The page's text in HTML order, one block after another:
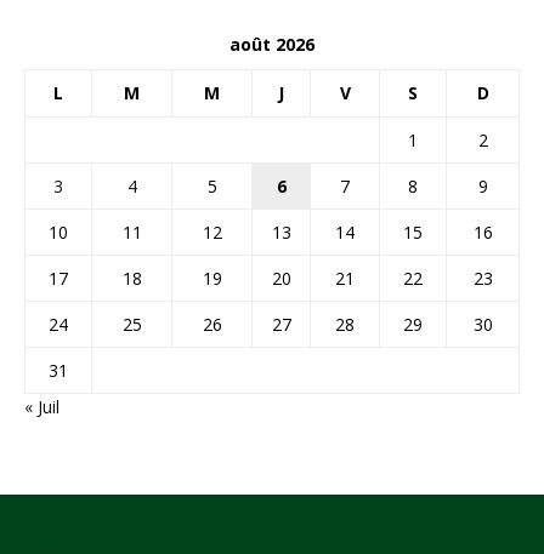
août 2026
L M M J V S D
1
2
3
4 5 6 7 8
9
10
11 12 13 14 15
16
17
18 19 20 21 22
23
24
25 26 27 28 29
30
31
« Juil